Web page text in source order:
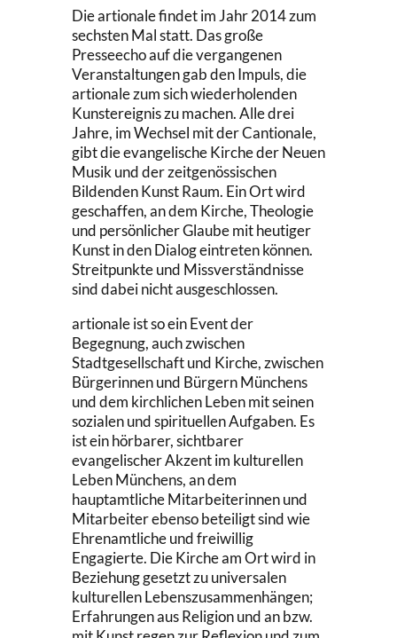
Die artionale findet im Jahr 2014 zum
sechsten Mal statt. Das große
Presseecho auf die vergangenen
Veranstaltungen gab den Impuls, die
artionale zum sich wiederholenden
Kunstereignis zu machen. Alle drei
Jahre, im Wechsel mit der Cantionale,
gibt die evangelische Kirche der Neuen
Musik und der zeitgenössischen
Bildenden Kunst Raum. Ein Ort wird
geschaffen, an dem Kirche, Theologie
und persönlicher Glaube mit heutiger
Kunst in den Dialog eintreten können.
Streitpunkte und Missverständnisse
sind dabei nicht ausgeschlossen.
artionale ist so ein Event der
Begegnung, auch zwischen
Stadtgesellschaft und Kirche, zwischen
Bürgerinnen und Bürgern Münchens
und dem kirchlichen Leben mit seinen
sozialen und spirituellen Aufgaben. Es
ist ein hörbarer, sichtbarer
evangelischer Akzent im kulturellen
Leben Münchens, an dem
hauptamtliche Mitarbeiterinnen und
Mitarbeiter ebenso beteiligt sind wie
Ehrenamtliche und freiwillig
Engagierte. Die Kirche am Ort wird in
Beziehung gesetzt zu universalen
kulturellen Lebenszusammenhängen;
Erfahrungen aus Religion und an bzw.